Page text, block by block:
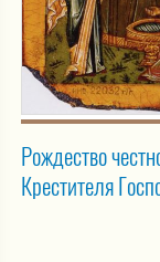
Рождество
Крестителя